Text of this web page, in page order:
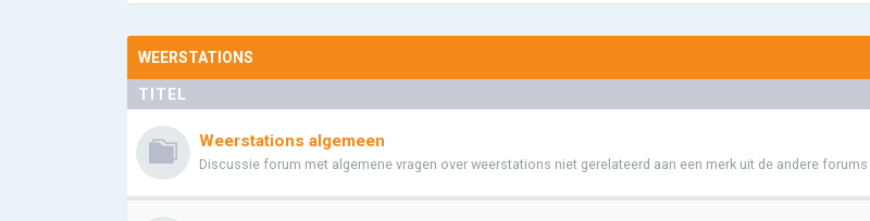
WEERSTATIONS
TITEL
Weerstations algemeen
Discussie forum met algemene vragen over weerstations niet gerelateerd aan een merk uit de andere forums